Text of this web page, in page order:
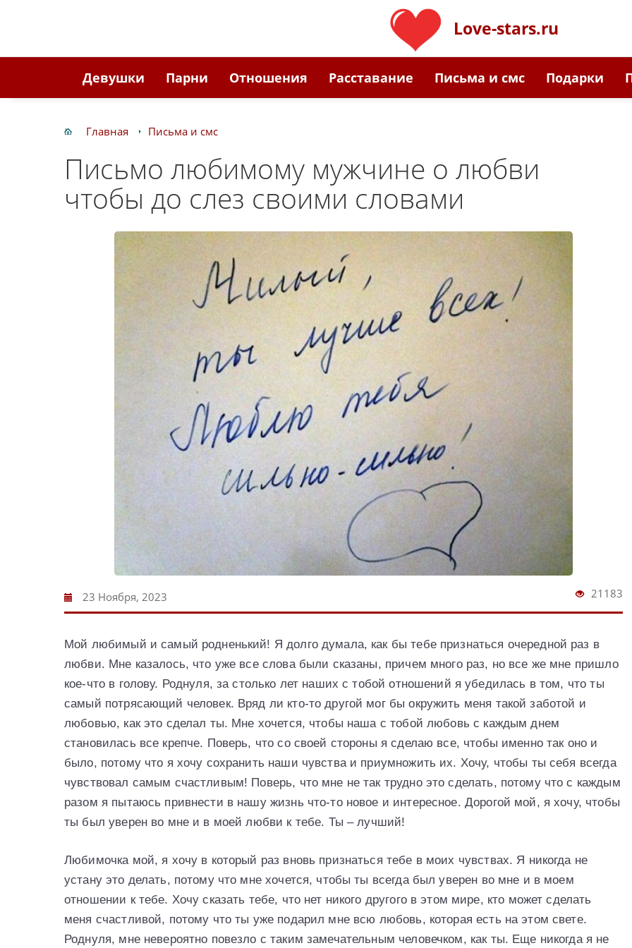
Love-stars.ru
Девушки Парни Отношения Расставание Письма и смс Подарки
Главная Письма и смс
Письмо любимому мужчине о любви
чтобы до слез своими словами
23 Ноября, 2023 21183
Мой любимый и самый родненький! Я долго думала, как бы тебе признаться очередной раз в
любви. Мне казалось, что уже все слова были сказаны, причем много раз, но все же мне пришло
кое-что в голову. Роднуля, за столько лет наших с тобой отношений я убедилась в том, что ты
самый потрясающий человек. Вряд ли кто-то другой мог бы окружить меня такой заботой и
любовью, как это сделал ты. Мне хочется, чтобы наша с тобой любовь с каждым днем
становилась все крепче. Поверь, что со своей стороны я сделаю все, чтобы именно так оно и
было, потому что я хочу сохранить наши чувства и приумножить их. Хочу, чтобы ты себя всегда
чувствовал самым счастливым! Поверь, что мне не так трудно это сделать, потому что с каждым
разом я пытаюсь привнести в нашу жизнь что-то новое и интересное. Дорогой мой, я хочу, чтобы
ты был уверен во мне и в моей любви к тебе. Ты – лучший!
Любимочка мой, я хочу в который раз вновь признаться тебе в моих чувствах. Я никогда не
устану это делать, потому что мне хочется, чтобы ты всегда был уверен во мне и в моем
отношении к тебе. Хочу сказать тебе, что нет никого другого в этом мире, кто может сделать
меня счастливой, потому что ты уже подарил мне всю любовь, которая есть на этом свете.
Роднуля, мне невероятно повезло с таким замечательным человечком, как ты. Еще никогда я не